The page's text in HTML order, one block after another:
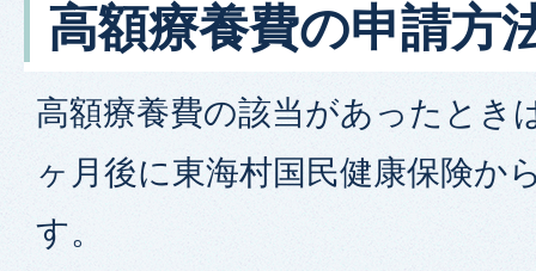
高額療養費の申請方
高額療養費の該当があったとき
ヶ月後に東海村国民健康保険か
す。